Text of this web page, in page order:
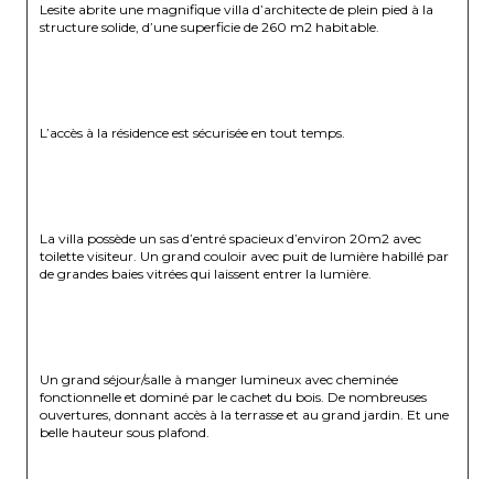
Lesite abrite une magnifique villa d’architecte de plein pied à la
structure solide, d’une superficie de 260 m2 habitable.
L’accès à la résidence est sécurisée en tout temps.
La villa possède un sas d’entré spacieux d’environ 20m2 avec
toilette visiteur. Un grand couloir avec puit de lumière habillé par
de grandes baies vitrées qui laissent entrer la lumière.
Un grand séjour/salle à manger lumineux avec cheminée
fonctionnelle et dominé par le cachet du bois. De nombreuses
ouvertures, donnant accès à la terrasse et au grand jardin. Et une
belle hauteur sous plafond.